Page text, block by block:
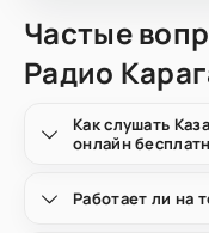
Частые
Радио
Как слушать
онлайн
Работает ли на